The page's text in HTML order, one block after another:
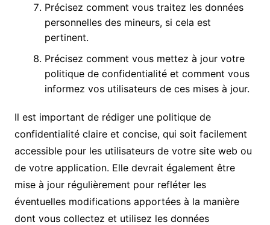
Précisez comment vous traitez les données
personnelles des mineurs, si cela est
pertinent.
Précisez comment vous mettez à jour votre
politique de confidentialité et comment vous
informez vos utilisateurs de ces mises à jour.
Il est important de rédiger une politique de
confidentialité claire et concise, qui soit facilement
accessible pour les utilisateurs de votre site web ou
de votre application. Elle devrait également être
mise à jour régulièrement pour refléter les
éventuelles modifications apportées à la manière
dont vous collectez et utilisez les données